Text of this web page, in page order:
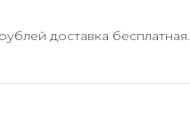
доставка бесплатная.